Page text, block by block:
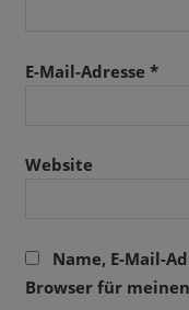
E-Mail-Adresse *
Website
Name, E-Mail-
Browser für